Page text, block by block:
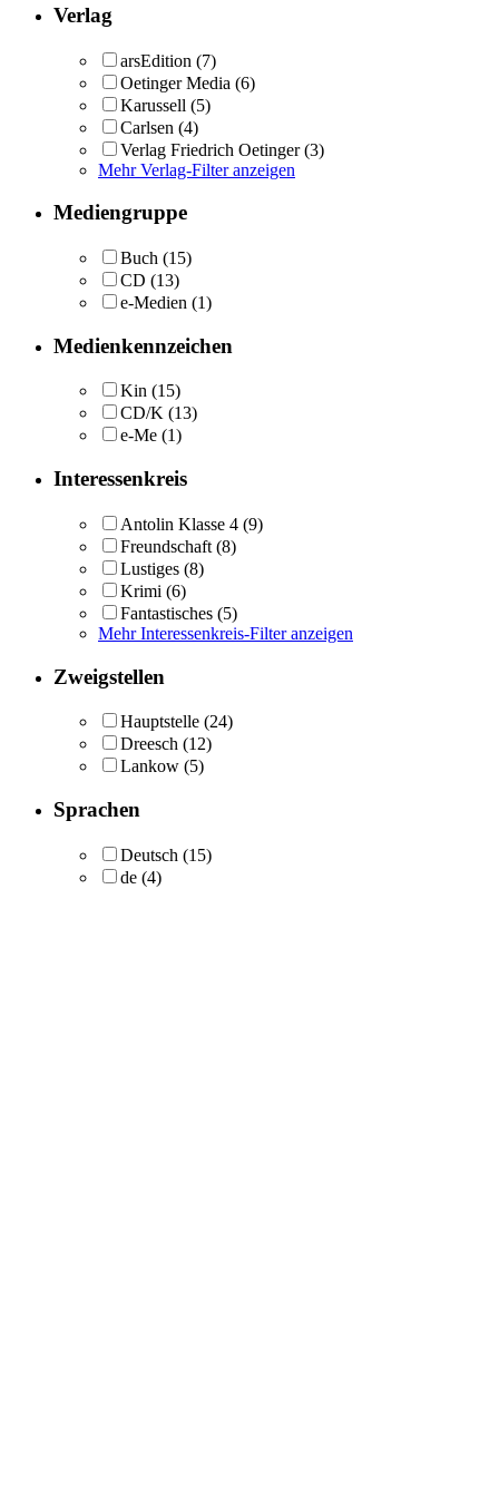
Verlag
arsEdition (7)
Oetinger Media (6)
Karussell (5)
Carlsen (4)
Verlag Friedrich Oetinger (3)
Mehr Verlag-Filter anzeigen
Mediengruppe
Buch (15)
CD (13)
e-Medien (1)
Medienkennzeichen
Kin (15)
CD/K (13)
e-Me (1)
Interessenkreis
Antolin Klasse 4 (9)
Freundschaft (8)
Lustiges (8)
Krimi (6)
Fantastisches (5)
Mehr Interessenkreis-Filter anzeigen
Zweigstellen
Hauptstelle (24)
Dreesch (12)
Lankow (5)
Sprachen
Deutsch (15)
de (4)